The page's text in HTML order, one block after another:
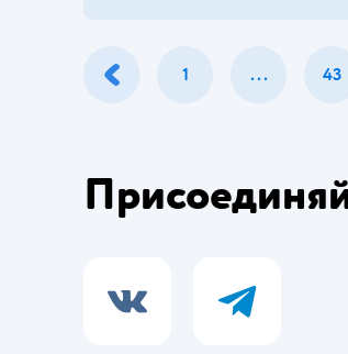
1 ... 43